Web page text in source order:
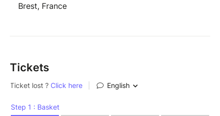
Brest, France
Tickets